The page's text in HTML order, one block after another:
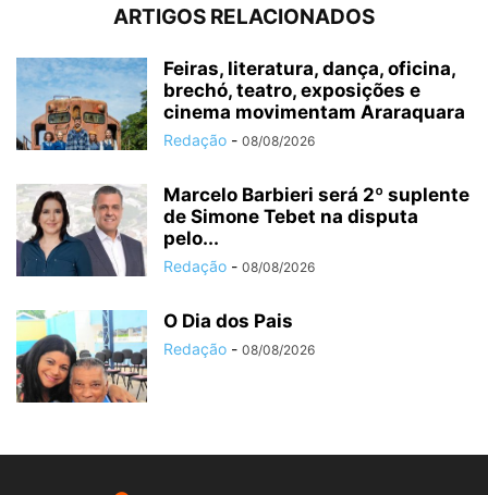
ARTIGOS RELACIONADOS
Feiras, literatura, dança, oficina,
brechó, teatro, exposições e
cinema movimentam Araraquara
Redação - 08/08/2026
Marcelo Barbieri será 2º suplente
de Simone Tebet na disputa
pelo...
Redação - 08/08/2026
O Dia dos Pais
Redação - 08/08/2026